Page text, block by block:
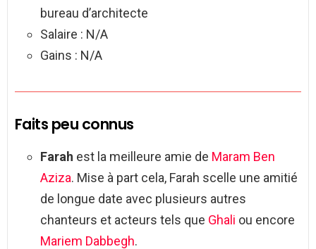
bureau d’architecte
Salaire : N/A
Gains : N/A
Faits peu connus
Farah est la meilleure amie de Maram Ben
Aziza. Mise à part cela, Farah scelle une amitié
de longue date avec plusieurs autres
chanteurs et acteurs tels que Ghali ou encore
Mariem Dabbegh.